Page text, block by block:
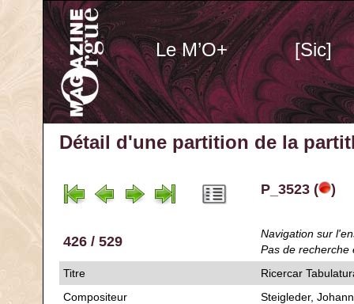
Le M’O+ [Sic]
Détail d'une partition de la
P_3523 ( )
426 / 529
Navigation sur
Pas de recherche
Titre
Ricercar
Compositeur
Steigleder,